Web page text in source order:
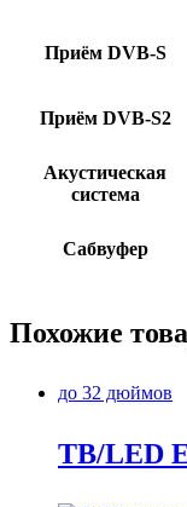
Приём DVB-S
Приём DVB-S2
Акустическая
система
Сабвуфер
Похожие
до 32 дюймов
TB/LED